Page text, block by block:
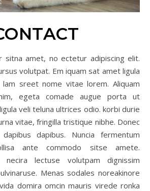
volutpat. Em iquam sat amet ligula
sreet nome vitae lorem. Aliquam
egeta comade augue porta ut
veli teluna ultrices odio. korbi durie
vitae, fringilla tristique nibhe. Donec
dapibus. Nuncia fermentum
ante commodo sitse amete.
necira lectuse volutpam dignissim
Menas sodales noreakinore
domira omcin mauris virede ronka